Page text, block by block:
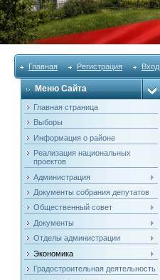
Главная Регистрация Вход
Меню Сайта
Главная страница
Выборы
Информация о районе
Реализация национальных
проектов
Администрация
Документы собрания депутатов
Общественный совет
Документы
Отделы администрации
Экономика
Градостроительная деятельность